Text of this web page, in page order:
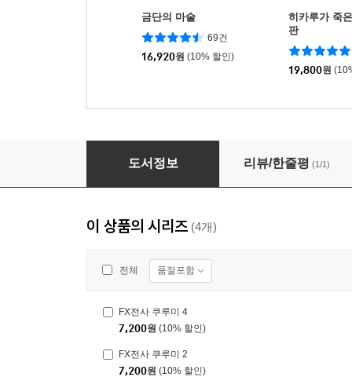
금단의 마술
69건
16,920원 (10% 할인)
히카루가 죽
판
19,800원
FX전사 쿠루미 3
도서정보 리뷰/한줄평 (1/1)
이 상품의 시리즈 (4개)
전체 품절포함
FX전사 쿠루미 4
7,200원 (10% 할인)
FX전사 쿠루미 2
7,200원 (10% 할인)